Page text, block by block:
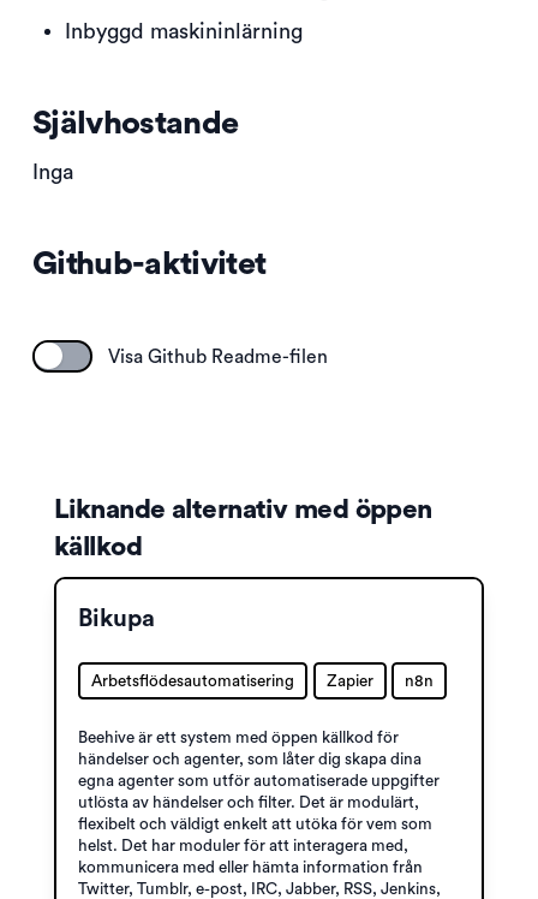
Inbyggd maskininlärning
Självhostande
Inga
Github-aktivitet
Visa Github Readme-filen
Liknande alternativ med öppen
källkod
Bikupa
Arbetsflödesautomatisering Zapier n8n
Beehive är ett system med öppen källkod för
händelser och agenter, som låter dig skapa dina
egna agenter som utför automatiserade uppgifter
utlösta av händelser och filter. Det är modulärt,
flexibelt och väldigt enkelt att utöka för vem som
helst. Det har moduler för att interagera med,
kommunicera med eller hämta information från
Twitter, Tumblr, e-post, IRC, Jabber, RSS, Jenkins,